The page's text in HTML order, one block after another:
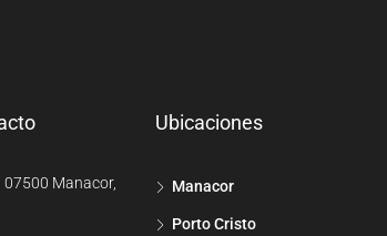
07500 Manacor,
Ubicaciones
Manacor
Porto Cristo